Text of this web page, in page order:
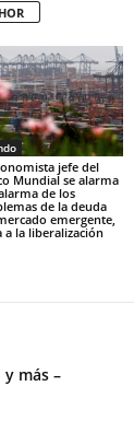
jefe del
Mundial se alarma
de los
de la deuda
emergente,
a la liberalización
más –